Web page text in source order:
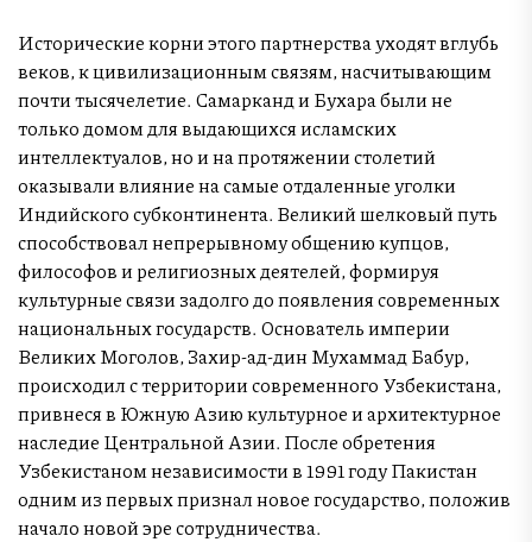
Исторические корни этого партнерства уходят вглубь
веков, к цивилизационным связям, насчитывающим
почти тысячелетие. Самарканд и Бухара были не
только домом для выдающихся исламских
интеллектуалов, но и на протяжении столетий
оказывали влияние на самые отдаленные уголки
Индийского субконтинента. Великий шелковый путь
способствовал непрерывному общению купцов,
философов и религиозных деятелей, формируя
культурные связи задолго до появления современных
национальных государств. Основатель империи
Великих Моголов, Захир-ад-дин Мухаммад Бабур,
происходил с территории современного Узбекистана,
привнеся в Южную Азию культурное и архитектурное
наследие Центральной Азии. После обретения
Узбекистаном независимости в 1991 году Пакистан
одним из первых признал новое государство, положив
начало новой эре сотрудничества.